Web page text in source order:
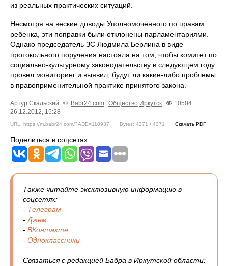
из реальных практических ситуаций.
Несмотря на веские доводы Уполномоченного по правам
ребенка, эти поправки были отклонены парламентариями.
Однако председатель ЗС Людмила Берлина в виде
протокольного поручения настояла на том, чтобы комитет по
социально-культурному законодательству в следующем году
провел мониторинг и выявил, будут ли какие-либо проблемы
в правоприменительной практике принятого закона.
Артур Скальский © Babr24.com Общество Иркутск
10504
26.12.2012, 15:28
URL: https://m.babr24.com/?ADE=110937 Bytes: 4371 / 4371 Скачать PDF
Поделиться в соцсетях:
Также читайте эксклюзивную информацию в
соцсетях:
- Телеграм
-Джем
- ВКонтакте
- Одноклассники
Связаться с редакцией Бабра в Иркутской области: